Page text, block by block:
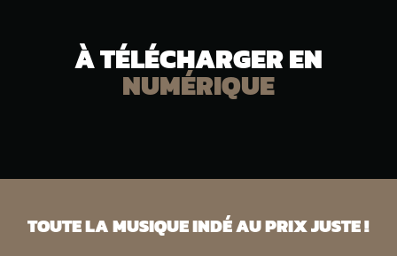
À TÉLÉCHARGER EN
NUMÉRIQUE
TOUTE LA MUSIQUE INDÉ AU PRIX JUSTE !